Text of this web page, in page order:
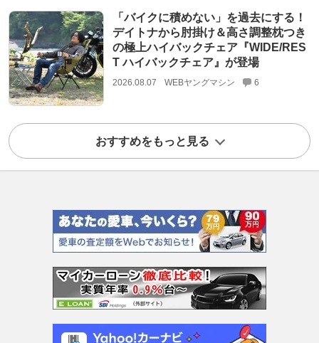
「バイクに積めない」を過去にする！
デイトナから肘掛け＆高さ調整枕つき
の極上ハイバックチェア『WIDE/RES
T ハイバックチェア』が登場
2026.08.07 WEBヤングマシン 6
おすすめをもっと見る